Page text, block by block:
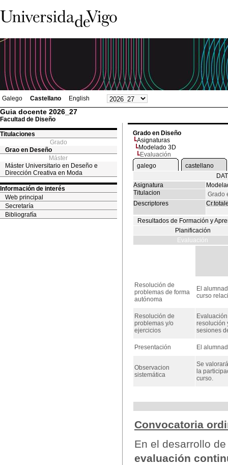
Galego Castellano English
Guia docente 2026_27
Facultad de Diseño
Titulaciones
Grado
Grao en Deseño
Máster
Máster Universitario en Deseño e
Dirección Creativa en Moda
Información de interés
Web principal
Secretaría
Bibliografía
Grado en Diseño
Asignaturas
Modelado 3D
Evaluación
galego
castellano
Asignatura
Titulacion
Grado
Descriptores
Resultados de Formación y
Planificación
Evaluación
Resolución de
problemas de forma
autónoma
El
curso
Resolución de
problemas y/o
ejercicios
resolución
sesiones
Presentación El
Observacion
sistemática
Se
la
curso.
Convocatoria
En el desarrollo
evaluación